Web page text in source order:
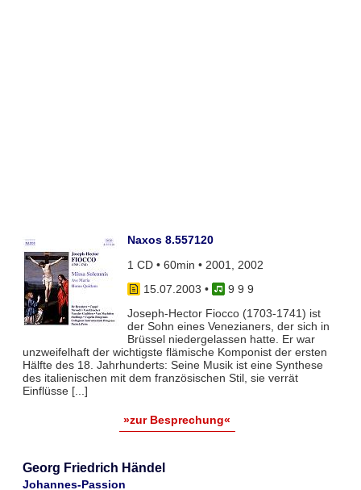
Naxos 8.557120
1 CD • 60min • 2001, 2002
15.07.2003 •
9 9 9
Joseph-Hector Fiocco (1703-1741) ist
der Sohn eines Venezianers, der sich in
Brüssel niedergelassen hatte. Er war
unzweifelhaft der wichtigste flämische Komponist der ersten
Hälfte des 18. Jahrhunderts: Seine Musik ist eine Synthese
des italienischen mit dem französischen Stil, sie verrät
Einflüsse [...]
»zur Besprechung«
Georg Friedrich Händel
Johannes-Passion